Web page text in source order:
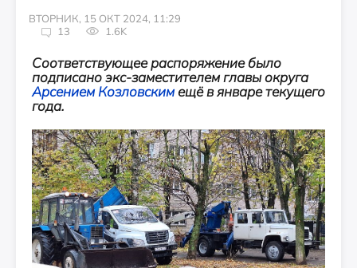
ВТОРНИК, 15 ОКТ 2024, 11:29
13
1.6K
Соответствующее распоряжение было
подписано экс-заместителем главы округа
Арсением Козловскимещё в январе текущего
года.